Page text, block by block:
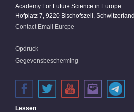
Academy For Future Science in Europe
Hofplatz 7, 9220 Bischofszell, Schwitzerland
Contact Email Europe
Opdruck
Gegevensbescherming
Lessen